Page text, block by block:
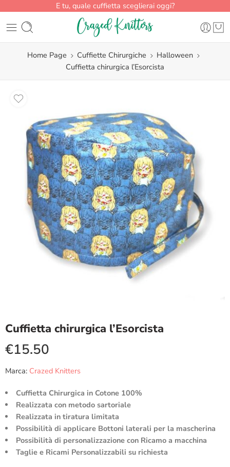
E tu, quale cuffietta sceglierai oggi?
Home Page Cuffiette Chirurgiche
Halloween
Cuffietta chirurgica l’Esorcista
Cuffietta chirurgica l’Esorcista
€15.50
Marca: Crazed Knitters
Cuffietta Chirurgica in Cotone 100%
Realizzata con metodo sartoriale
Realizzata in tiratura limitata
Possibilità di applicare Bottoni laterali per la mascherina
Possibilità di personalizzazione con Ricamo a macchina
Taglie e Ricami Personalizzabili su richiesta